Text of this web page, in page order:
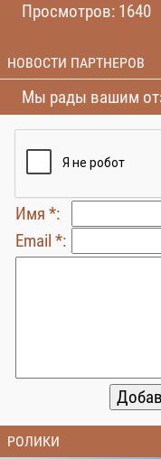
Просмотров: 1640
НОВОСТИ ПАРТНЕРОВ
Мы рады вашим
Имя *:
Email *:
РОЛИКИ